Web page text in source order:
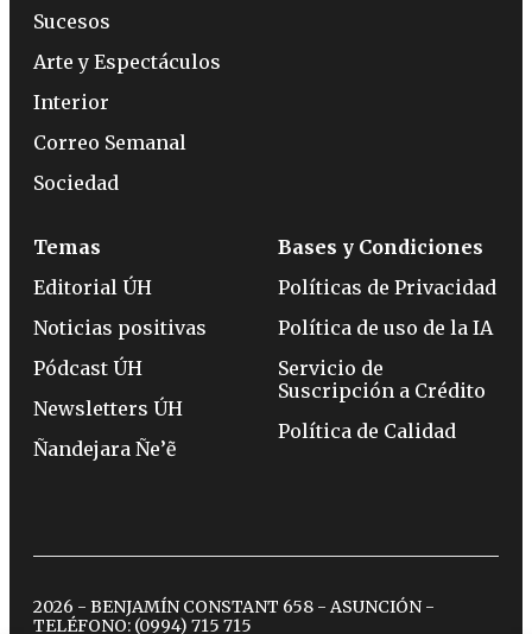
Sucesos
Arte y Espectáculos
Interior
Correo Semanal
Sociedad
Temas
Editorial ÚH
Noticias positivas
Pódcast ÚH
Newsletters ÚH
Ñandejara Ñe’ẽ
Bases y Condiciones
Políticas de Privacidad
Política de uso de la IA
Servicio de
Suscripción a Crédito
Política de Calidad
2026 - BENJAMÍN CONSTANT 658 - ASUNCIÓN -
TELÉFONO: (0994) 715 715